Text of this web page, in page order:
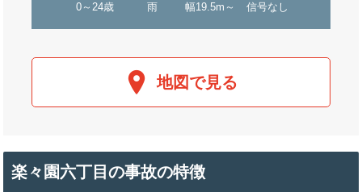
0～24歳 雨 幅19.5m～ 信号なし
地図で見る
楽々園六丁目の事故の特徴